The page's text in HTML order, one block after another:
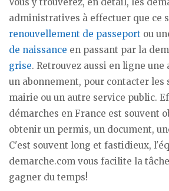
administratives à effectuer que ce
renouvellement de passeport ou
de naissance en passant par la
grise. Retrouvez aussi en ligne
un abonnement, pour contacter les
mairie ou un autre service public.
démarches en France est souvent
obtenir un permis, un document,
C'est souvent long et fastidieux,
demarche.com vous facilite la
gagner du temps!